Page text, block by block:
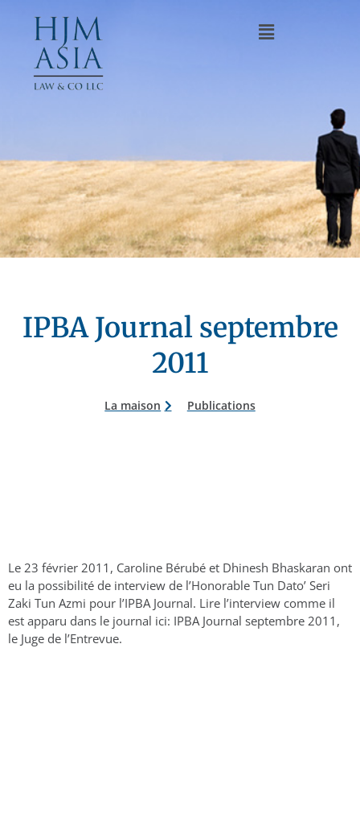
IPBA Journal septembre
2011
La maison Publications
Le 23 février 2011, Caroline Bérubé et Dhinesh Bhaskaran ont
eu la possibilité de interview de l’Honorable Tun Dato’ Seri
Zaki Tun Azmi pour l’IPBA Journal. Lire l’interview comme il
est apparu dans le journal ici: IPBA Journal septembre 2011,
le Juge de l’Entrevue.